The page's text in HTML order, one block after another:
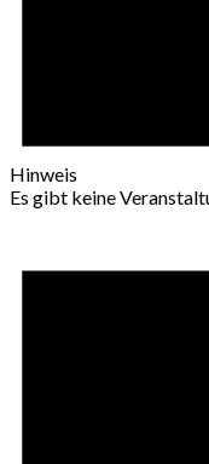
Hinweis
Es gibt keine